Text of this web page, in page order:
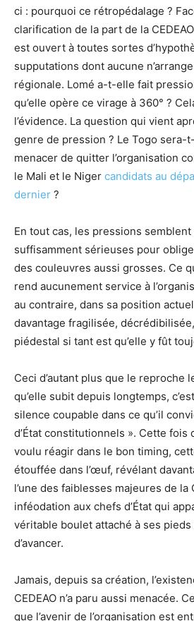
ci : pourquoi ce rétropédalage ?
clarification de la part de la
est ouvert à toutes sortes
supputations dont aucune
régionale. Lomé a-t-elle fait
qu’elle opère ce virage à 360° ?
l’évidence. La question qui vient
genre de pression ? Le Togo sera-
menacer de quitter l’organisation
le Mali et le Niger candidats au
dernier ?
En tout cas, les pressions
suffisamment sérieuses pour
des couleuvres aussi grosses. Ce
rend aucunement service à
au contraire, dans sa position
davantage fragilisée,
piédestal si tant est qu’elle y fût
Ceci d’autant plus que le reproche
qu’elle subit depuis longtemps,
silence coupable dans ce qu’il
d’État constitutionnels ». Cette fois
voulu réagir dans le bon timing,
étouffée dans l’œuf, révélant
l’une des faiblesses majeures de la
inféodation aux chefs d’État qui
véritable boulet attaché à ses pieds
d’avancer.
Jamais, depuis sa création,
CEDEAO n’a paru aussi menacée.
que l’avenir de l’organisation est